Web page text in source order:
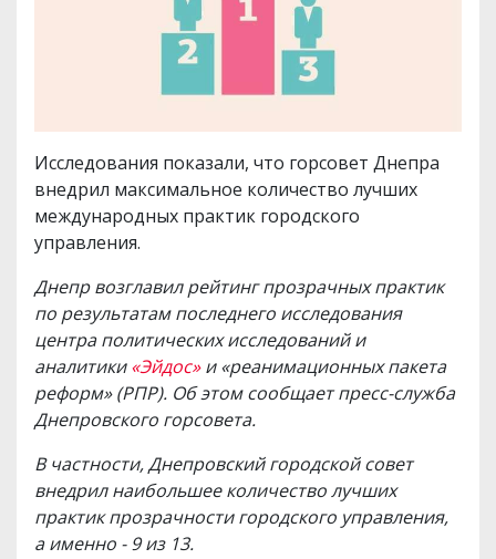
Исследования показали, что горсовет Днепра
внедрил максимальное количество лучших
международных практик городского
управления.
Днепр возглавил рейтинг прозрачных практик
по результатам последнего исследования
центра политических исследований и
аналитики«Эйдос»и «реанимационных пакета
реформ» (РПР). Об этом сообщает пресс-служба
Днепровского горсовета.
В частности, Днепровский городской совет
внедрил наибольшее количество лучших
практик прозрачности городского управления,
а именно - 9 из 13.